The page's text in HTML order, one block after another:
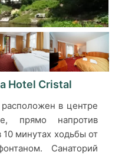
Hotel Cristal
в центре
прямо напротив
10 минутах ходьбы от
Санаторий